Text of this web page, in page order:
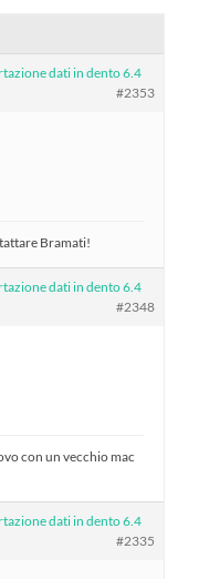
dati in dento 6.4
#2353
Bramati!
dati in dento 6.4
#2348
con un vecchio mac
dati in dento 6.4
#2335